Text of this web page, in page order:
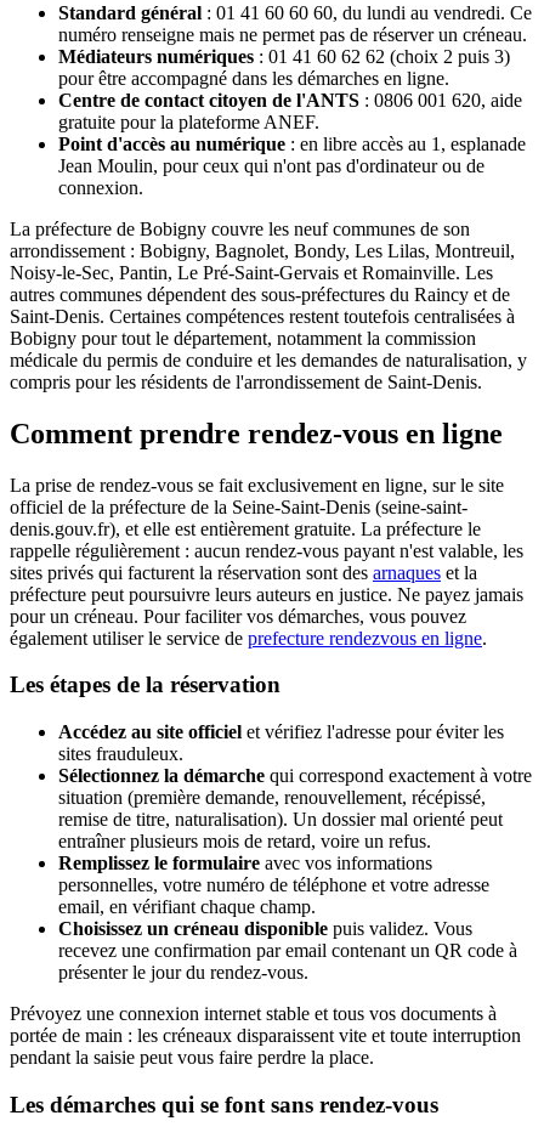
Standard général : 01 41 60 60 60, du lundi au vendredi. Ce
numéro renseigne mais ne permet pas de réserver un créneau.
Médiateurs numériques : 01 41 60 62 62 (choix 2 puis 3)
pour être accompagné dans les démarches en ligne.
Centre de contact citoyen de l'ANTS : 0806 001 620, aide
gratuite pour la plateforme ANEF.
Point d'accès au numérique : en libre accès au 1, esplanade
Jean Moulin, pour ceux qui n'ont pas d'ordinateur ou de
connexion.
La préfecture de Bobigny couvre les neuf communes de son
arrondissement : Bobigny, Bagnolet, Bondy, Les Lilas, Montreuil,
Noisy-le-Sec, Pantin, Le Pré-Saint-Gervais et Romainville. Les
autres communes dépendent des sous-préfectures du Raincy et de
Saint-Denis. Certaines compétences restent toutefois centralisées à
Bobigny pour tout le département, notamment la commission
médicale du permis de conduire et les demandes de naturalisation, y
compris pour les résidents de l'arrondissement de Saint-Denis.
Comment prendre rendez-vous en ligne
La prise de rendez-vous se fait exclusivement en ligne, sur le site
officiel de la préfecture de la Seine-Saint-Denis (seine-saint-
denis.gouv.fr), et elle est entièrement gratuite. La préfecture le
rappelle régulièrement : aucun rendez-vous payant n'est valable, les
sites privés qui facturent la réservation sont des arnaques et la
préfecture peut poursuivre leurs auteurs en justice. Ne payez jamais
pour un créneau. Pour faciliter vos démarches, vous pouvez
également utiliser le service de prefecture rendezvous en ligne.
Les étapes de la réservation
Accédez au site officiel et vérifiez l'adresse pour éviter les
sites frauduleux.
Sélectionnez la démarche qui correspond exactement à votre
situation (première demande, renouvellement, récépissé,
remise de titre, naturalisation). Un dossier mal orienté peut
entraîner plusieurs mois de retard, voire un refus.
Remplissez le formulaire avec vos informations
personnelles, votre numéro de téléphone et votre adresse
email, en vérifiant chaque champ.
Choisissez un créneau disponible puis validez. Vous
recevez une confirmation par email contenant un QR code à
présenter le jour du rendez-vous.
Prévoyez une connexion internet stable et tous vos documents à
portée de main : les créneaux disparaissent vite et toute interruption
pendant la saisie peut vous faire perdre la place.
Les démarches qui se font sans rendez-vous